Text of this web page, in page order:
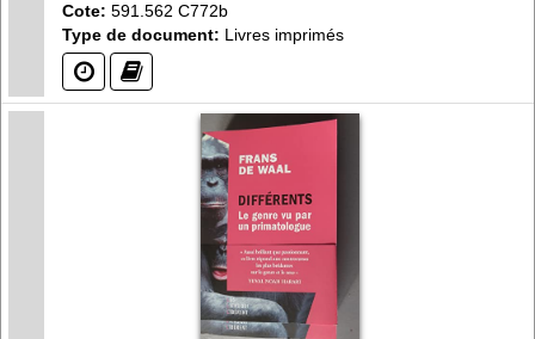
Cote: 591.562 C772b
Type de document: Livres imprimés
(?) (?)